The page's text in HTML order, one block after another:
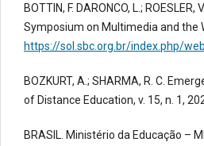
BOTTIN, F. DARONCO, L.;
Symposium on Multimedia and the
https://sol.sbc.org.br/index.php/
BOZKURT, A.; SHARMA, R. C.
of Distance Education, v. 15, n. 1,
BRASIL. Ministério da Educação –